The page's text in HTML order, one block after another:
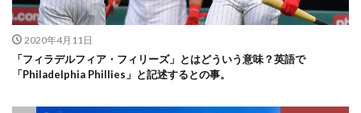
2020年4月11日
「フィラデルフィア・フィリーズ」とはどういう意味？英語で
「Philadelphia Phillies」と記述するとの事。